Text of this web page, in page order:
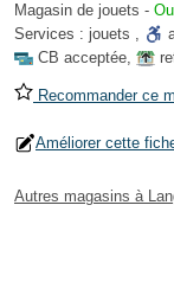
Magasin de jouets -
Services : jouets ,
CB acceptée,
Recommander ce
Améliorer cette
Autres magasins à